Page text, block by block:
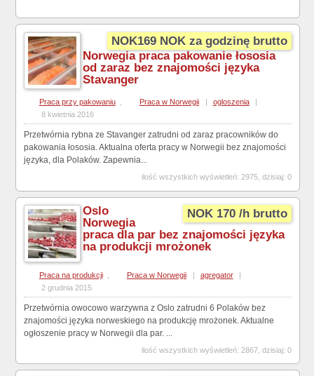
NOK169 NOK za godzinę brutto
Norwegia praca pakowanie łososia
od zaraz bez znajomości języka
Stavanger
Praca przy pakowaniu Praca w Norwegii ogloszenia
8 kwietnia 2016
Przetwórnia rybna ze Stavanger zatrudni od zaraz pracowników do
pakowania łososia. Aktualna oferta pracy w Norwegii bez znajomości
języka, dla Polaków. Zapewnia...
ilość wszystkich wyświetleń: 2975, dzisiaj: 0
NOK 170 /h brutto
Oslo
Norwegia
praca dla par bez znajomości języka
na produkcji mrożonek
Praca na produkcji Praca w Norwegii | agregator
|
2 grudnia 2015
Przetwórnia owocowo warzywna z Oslo zatrudni 6 Polaków bez
znajomości języka norweskiego na produkcję mrożonek. Aktualne
ogłoszenie pracy w Norwegii dla par. ...
ilość wszystkich wyświetleń: 2867, dzisiaj: 0